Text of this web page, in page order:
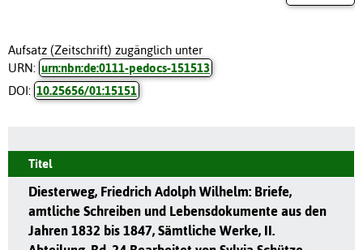
Aufsatz (Zeitschrift) zugänglich unter
URN: urn:nbn:de:0111-pedocs-151513
DOI: 10.25656/01:15151
Titel
Diesterweg, Friedrich Adolph Wilhelm: Briefe,
amtliche Schreiben und Lebensdokumente aus den
Jahren 1832 bis 1847, Sämtliche Werke, II.